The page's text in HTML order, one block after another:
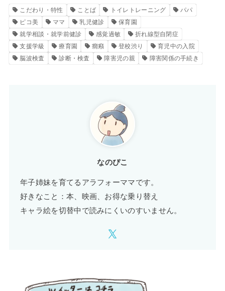
こだわり・特性 ことば トイレトレーニング
パパ
ピコ美
ママ 乳児健診
保育園
就学相談・就学前健診
感覚過敏
折れ線型自閉症
支援学級
療育園 癇癪 登校渋り
育児中の入院
脳波検査
診断・検査 障害児の親 障害関係の手続き
なのぴこ
年子姉妹を育てるアラフォーママです。
好きなこと：本、映画、お得な乗り替え
キャラ絵を切替中で読みにくいのすいません。